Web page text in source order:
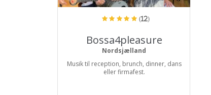
(12)
Bossa4pleasure
Nordsjælland
Musik til reception, brunch, dinner, dans
eller firmafest.